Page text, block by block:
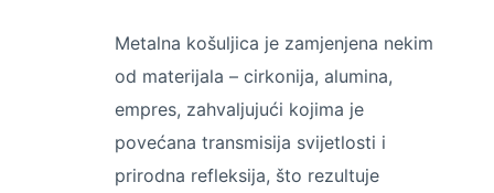
Metalna košuljica je zamjenjena nekim
od materijala – cirkonija, alumina,
empres, zahvaljujući kojima je
povećana transmisija svijetlosti i
prirodna refleksija, što rezultuje